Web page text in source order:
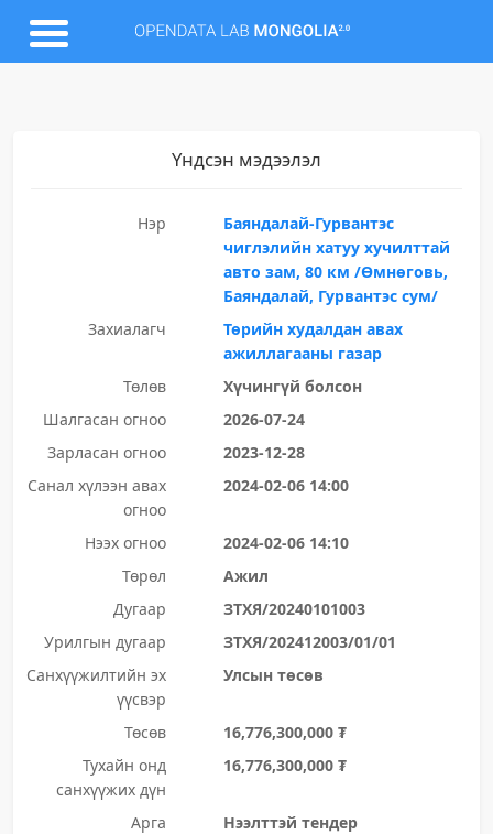
Үндсэн мэдээлэл
Нэр
Баяндалай-Гурвантэс
чиглэлийн хатуу хучилттай
авто зам, 80 км /Өмнөговь,
Баяндалай, Гурвантэс сум/
Захиалагч
Төрийн худалдан авах
ажиллагааны газар
Төлөв
Хүчингүй болсон
Шалгасан огноо
2026-07-24
Зарласан огноо
2023-12-28
Санал хүлээн авах
огноо
2024-02-06 14:00
Нээх огноо
2024-02-06 14:10
Төрөл
Ажил
Дугаар
ЗТХЯ/20240101003
Урилгын дугаар
ЗТХЯ/202412003/01/01
Санхүүжилтийн эх
үүсвэр
Улсын төсөв
Төсөв
16,776,300,000 ₮
Тухайн онд
санхүүжих дүн
16,776,300,000 ₮
Арга
Нээлттэй тендер